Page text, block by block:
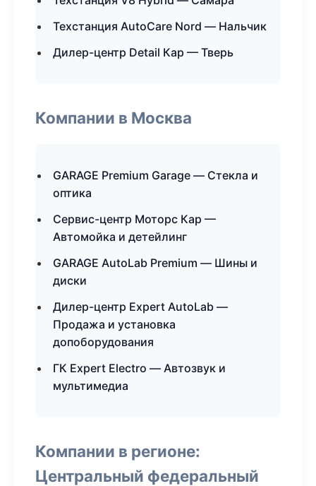
Техстанция AutoCare Nord — Нальчик
Дилер-центр Detail Кар — Тверь
Компании в Москва
GARAGE Premium Garage — Стекла и
оптика
Сервис-центр Моторс Кар —
Автомойка и детейлинг
GARAGE AutoLab Premium — Шины и
диски
Дилер-центр Expert AutoLab —
Продажа и установка
допоборудования
ГК Expert Electro — Автозвук и
мультимедиа
Компании в регионе:
Центральный федеральный